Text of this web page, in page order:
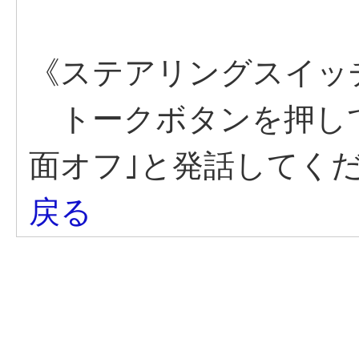
《ステアリングスイ
トークボタンを押し
面オフ｣と発話してく
戻る